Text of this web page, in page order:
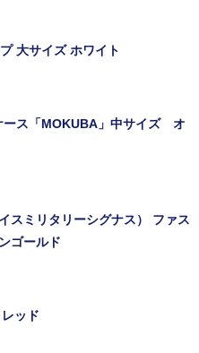
大サイズ ホワイト
ース「MOKUBA」中サイズ オ
スミリタリーシグナス） ファス
ゴールド
ッド